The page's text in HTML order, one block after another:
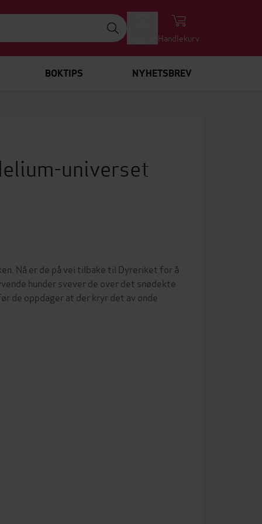
Handlekurv
BOKTIPS NYHETSBREV
universet
Nå er de på vei tilbake til Dyreriket for å
hunder svever de over det snødekte
de oppdager at der kryr det av onde